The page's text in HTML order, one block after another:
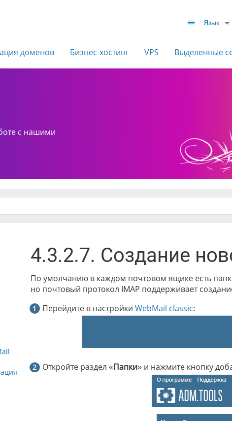
Язык
доменов Бизнес-хостинг VPS Выделенные
с нашими
4.3.2.7. Создание
По умолчанию в каждом почтовом ящике есть
но почтовый протокол IMAP поддерживает
Перейдите в настройки WebMail classic:
Откройте раздел «Папки» и нажмите кнопку